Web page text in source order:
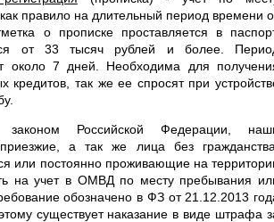
правило на длительный период времени
о прописке проставляется в
от 33 тысяч рублей и более.
около 7 дней. Необходима для
кредитов, так же ее спросят при
Российской Федерации,
а так же лица без гражданства,
или постоянно проживающие на
на учет в ОМВД по месту пребывания
обозначено в ФЗ от 21.12.2013
существует наказание в виде штрафа